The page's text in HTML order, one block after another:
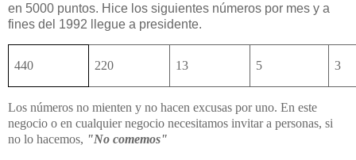
en 5000 puntos. Hice los siguientes números por mes y a
fines del 1992 llegue a presidente.
440 220 13 5 3
Los números no mienten y no hacen excusas por uno. En este
negocio o en cualquier negocio necesitamos invitar a personas, si
no lo hacemos, "No comemos"